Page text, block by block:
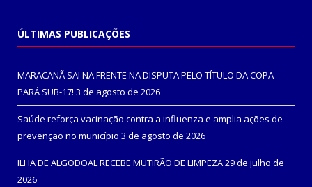
ÚLTIMAS PUBLICAÇÕES
MARACANÃ SAI NA FRENTE NA DISPUTA PELO TÍTULO DA COPA
PARÁ SUB-17! 3 de agosto de 2026
Saúde reforça vacinação contra a influenza e amplia ações de
prevenção no município 3 de agosto de 2026
ILHA DE ALGODOAL RECEBE MUTIRÃO DE LIMPEZA29 de julho de
2026